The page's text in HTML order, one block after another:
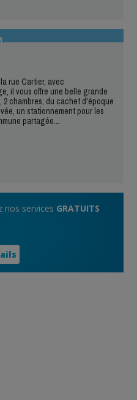
rue Cartier, avec
il vous offre une belle grande
chambres, du cachet d'époque
un stationnement pour les
partagée...
nos services GRATUITS